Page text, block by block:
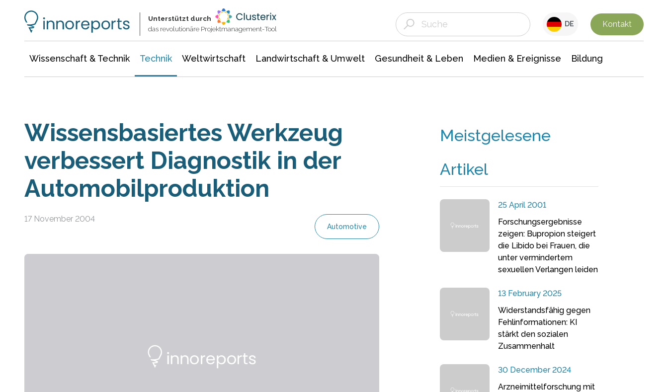
Unterstützt durch
das revolutionäre Projektmanagement-Tool
DE Kontakt
Wissenschaft & Technik Technik Weltwirtschaft Landwirtschaft & Umwelt Gesundheit & Leben Medien & Ereignisse Bildung
Wissensbasiertes Werkzeug
verbessert Diagnostik in der
Automobilproduktion
17 November 2004
Automotive
Meistgelesene
Artikel
25 April 2001
Forschungsergebnisse
zeigen: Bupropion steigert
die Libido bei Frauen, die
unter vermindertem
sexuellen Verlangen leiden
13 February 2025
Widerstandsfähig gegen
Fehlinformationen: KI
stärkt den sozialen
Zusammenhalt
30 December 2024
Arzneimittelforschung mit